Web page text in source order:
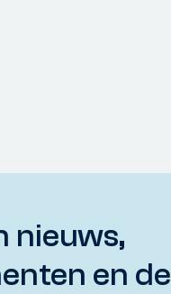
nieuws,
en de